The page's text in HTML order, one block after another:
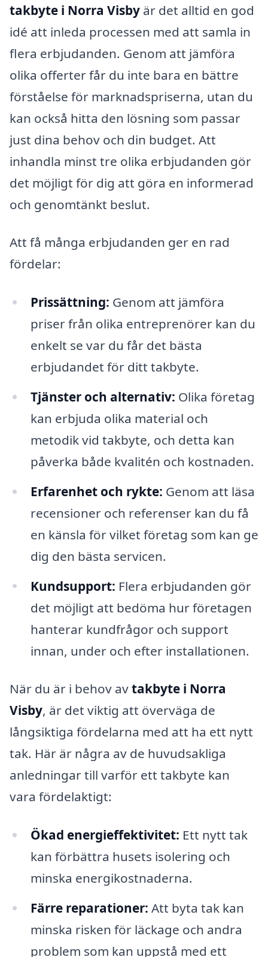
takbyte i Norra Visby är det alltid en god
idé att inleda processen med att samla in
flera erbjudanden. Genom att jämföra
olika offerter får du inte bara en bättre
förståelse för marknadspriserna, utan du
kan också hitta den lösning som passar
just dina behov och din budget. Att
inhandla minst tre olika erbjudanden gör
det möjligt för dig att göra en informerad
och genomtänkt beslut.
Att få många erbjudanden ger en rad
fördelar:
Prissättning: Genom att jämföra
priser från olika entreprenörer kan du
enkelt se var du får det bästa
erbjudandet för ditt takbyte.
Tjänster och alternativ: Olika företag
kan erbjuda olika material och
metodik vid takbyte, och detta kan
påverka både kvalitén och kostnaden.
Erfarenhet och rykte: Genom att läsa
recensioner och referenser kan du få
en känsla för vilket företag som kan ge
dig den bästa servicen.
Kundsupport: Flera erbjudanden gör
det möjligt att bedöma hur företagen
hanterar kundfrågor och support
innan, under och efter installationen.
När du är i behov avtakbyte i Norra
Visby, är det viktig att överväga de
långsiktiga fördelarna med att ha ett nytt
tak. Här är några av de huvudsakliga
anledningar till varför ett takbyte kan
vara fördelaktigt:
Ökad energieffektivitet: Ett nytt tak
kan förbättra husets isolering och
minska energikostnaderna.
Färre reparationer: Att byta tak kan
minska risken för läckage och andra
problem som kan uppstå med ett